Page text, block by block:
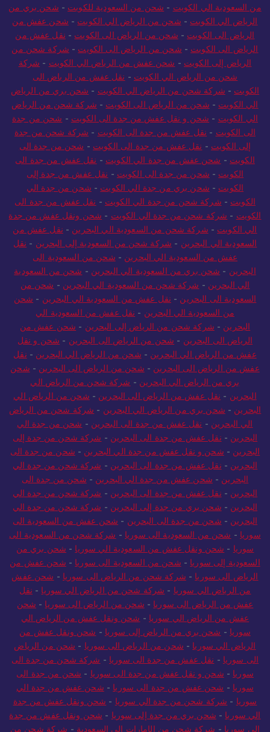
من السعودية الي الكويت - شحن من السعودية للكويت - شحن بري من
الرياض الي الكويت - شحن من الرياض الي الكويت - شحن عفش من
الرياض الى الكويت - شحن من الرياض الى الكويت - نقل عفش من
الرياض الى الكويت - شحن من الرياض الى الكويت - شركة شحن من
الرياض إلى الكويت - شحن عفش من الرياض الي الكويت - شركة
شحن من الرياض الي الكويت - نقل عفش من الرياض الى
الكويت - شركة شحن من الرياض الي الكويت - شحن بري من الرياض
الي الكويت - شحن من الرياض الى الكويت - شركة شحن من الرياض
الي الكويت - شحن و نقل عفش من جدة الى الكويت - شحن من جدة
الى الكويت - نقل عفش من جدة الى الكويت - شركة شحن من جدة
إلى الكويت - نقل عفش من جدة الى الكويت - شحن من جدة الى
الكويت - شحن عفش من جدة الي الكويت - نقل عفش من جدة الى
الكويت - شحن من جدة الى الكويت - نقل عفش من جدة إلى
الكويت - شحن بري من جدة الي الكويت - شحن من جدة الي
الكويت - شركة شحن من جدة الي الكويت - نقل عفش من جدة الى
الكويت - شركة شحن من جدة الي الكويت - شحن ونقل عفش من جدة
الي الكويت - شركة شحن من السعودية الي البحرين - نقل عفش من
السعودية الي البحرين - شركة شحن من السعودية إلى البحرين - نقل
عفش من السعودية الي البحرين - شحن من السعودية الى
البحرين - شحن بري من السعودية الي البحرين - شحن من السعودية
الي البحرين - شركة شحن من السعودية الي البحرين - شحن من
السعودية الى البحرين - نقل عفش من السعودية الي البحرين - شحن
من السعودية الي البحرين - نقل عفش من السعودية الي
البحرين - شركة شحن من الرياض إلى البحرين - شحن عفش من
الرياض الى البحرين - شحن من الرياض الى البحرين - شحن و نقل
عفش من الرياض الي البحرين - شحن من الرياض الي البحرين - نقل
عفش من الرياض الى البحرين - شحن من الرياض الى البحرين - شحن
بري من الرياض الي البحرين - شركة شحن من الرياض الي
البحرين - نقل عفش من الرياض الى البحرين - شحن من الرياض الي
البحرين - شحن بري من الرياض الي البحرين - شركة شحن من الرياض
الي البحرين - نقل عفش من جدة الى البحرين - شحن من جدة الي
البحرين - نقل عفش من جدة الى البحرين - شركة شحن من جدة إلى
البحرين - شحن و نقل عفش من جدة الي البحرين - شحن من جدة الى
البحرين - نقل عفش من جدة الى البحرين - شركة شحن من جدة الي
البحرين - شحن عفش من جدة الي البحرين - شحن من جدة الى
البحرين - نقل عفش من جدة الى البحرين - شركة شحن من جدة الي
البحرين - شحن بري من جدة إلى البحرين - شركة شحن من جدة الي
البحرين - شحن من جدة الى البحرين - شحن عفش من السعودية الى
سوريا - شحن من السعودية الى سوريا - شركة شحن من السعودية الى
سوريا - شحن ونقل عفش من السعودية الي سوريا - شحن بري من
السعودية إلى سوريا - شحن من السعودية الى سوريا - شحن عفش من
الرياض الى سوريا - شركة شحن من الرياض الى سوريا - شحن عفش
من الرياض الي سوريا - شركة شحن من الرياض الي سوريا - نقل
عفش من الرياض الى سوريا - شحن من الرياض الى سوريا - شحن
عفش من الرياض الي سوريا - شحن ونقل عفش من الرياض الي
سوريا - شحن بري من الرياض إلى سوريا - شحن ونقل عفش من
الرياض الي سوريا - شحن من الرياض الى سوريا - شحن من الرياض
الى سوريا - نقل عفش من جدة الى سوريا - شركة شحن من جدة الى
سوريا - شحن و نقل عفش من جدة الى سوريا - شحن من جدة الى
سوريا - شحن عفش من جدة الى سوريا - شحن عفش من جدة الي
سوريا - شركة شحن من جدة الي سوريا - شحن ونقل عفش من جدة
الي سوريا - شحن بري من جدة إلى سوريا - شحن ونقل عفش من جدة
الي سوريا - شركة شحن من الإمارات إلى السعودية - شركة شحن من